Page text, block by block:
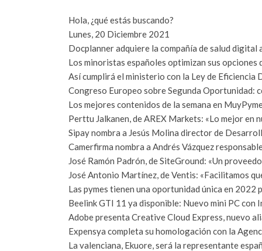
Hola, ¿qué estás buscando?
Lunes, 20 Diciembre 2021
Docplanner adquiere la compañía de salud digital
Los minoristas españoles optimizan sus opciones
Así cumplirá el ministerio con la Ley de
Congreso Europeo sobre Segunda Oportunidad:
Los mejores contenidos de la semana en
Perttu Jalkanen, de AREX Markets: «Lo mejor en
Sipay nombra a Jesús Molina director de
Camerfirma nombra a Andrés Vázquez
José Ramón Padrón, de SiteGround: «Un
José Antonio Martínez, de Ventis: «Facilitamos
Las pymes tienen una oportunidad única en 2022
Beelink GTI 11 ya disponible: Nuevo mini PC con
Adobe presenta Creative Cloud Express, nuevo
Expensya completa su homologación con la
La valenciana, Ekuore, será la representante